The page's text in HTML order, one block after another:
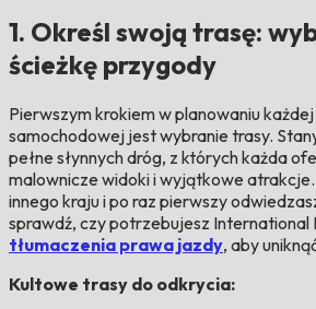
1. Określ swoją trasę:
ścieżkę przygody
Pierwszym krokiem w planowaniu
samochodowej jest wybranie trasy.
pełne słynnych dróg, z których każda
malownicze widoki i wyjątkowe
innego kraju i po raz pierwszy
sprawdź, czy potrzebujesz International
tłumaczenia prawa jazdy, aby
Kultowe trasy do odkrycia: